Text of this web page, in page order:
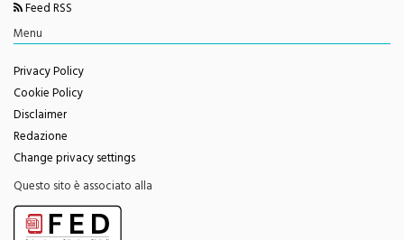
Menu
Privacy Policy
Cookie Policy
Disclaimer
Redazione
Change privacy settings
Questo sito è associato alla